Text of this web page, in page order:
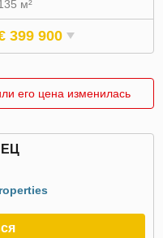
м²
399 900
его цена изменилась